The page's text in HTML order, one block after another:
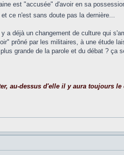
est "accusée" d'avoir en sa
ce n'est sans doute pas la dernière...
a déjà un changement de culture qui
prôné par les militaires, à une étude
grande de la parole et du débat ? ça
au-dessus d'elle il y aura toujours le